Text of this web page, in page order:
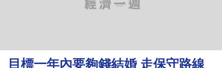
理
財
目標一年內要夠錢結婚 走保守路線